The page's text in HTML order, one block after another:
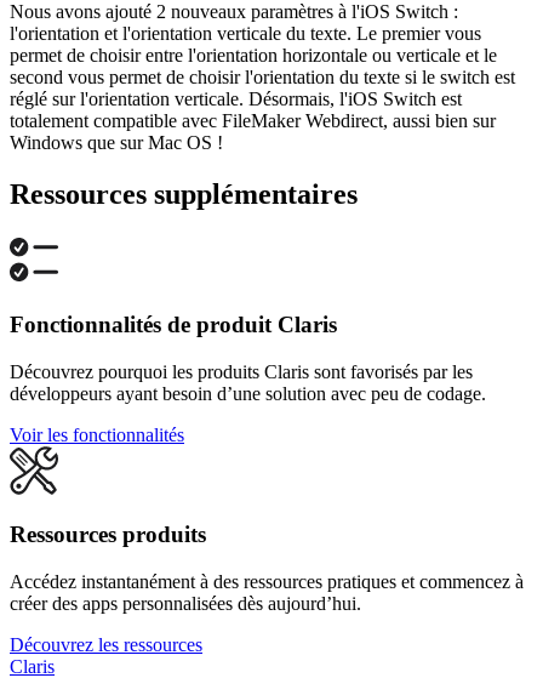
Nous avons ajouté 2 nouveaux paramètres à l'iOS Switch :
l'orientation et l'orientation verticale du texte. Le premier vous
permet de choisir entre l'orientation horizontale ou verticale et le
second vous permet de choisir l'orientation du texte si le switch est
réglé sur l'orientation verticale. Désormais, l'iOS Switch est
totalement compatible avec FileMaker Webdirect, aussi bien sur
Windows que sur Mac OS !
Ressources supplémentaires
Fonctionnalités de produit Claris
Découvrez pourquoi les produits Claris sont favorisés par les
développeurs ayant besoin d’une solution avec peu de codage.
Voir les fonctionnalités
Ressources produits
Accédez instantanément à des ressources pratiques et commencez à
créer des apps personnalisées dès aujourd’hui.
Découvrez les ressources
Claris